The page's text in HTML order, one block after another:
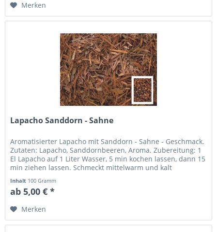
Merken
Lapacho Sanddorn - Sahne
Aromatisierter Lapacho mit Sanddorn - Sahne - Geschmack.
Zutaten: Lapacho, Sanddornbeeren, Aroma. Zubereitung: 1
El Lapacho auf 1 Liter Wasser, 5 min kochen lassen, dann 15
min ziehen lassen. Schmeckt mittelwarm und kalt
Inhalt 100 Gramm
ab 5,00 € *
Merken